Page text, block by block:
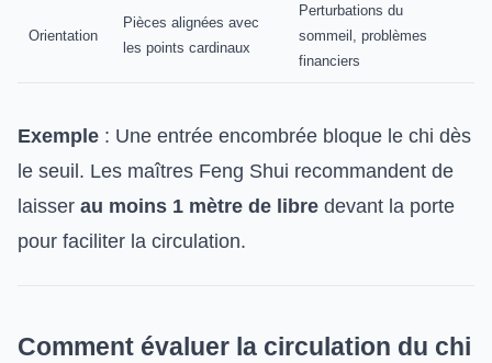
Orientation
Pièces alignées avec
les points cardinaux
Perturbations du
sommeil, problèmes
financiers
Exemple : Une entrée encombrée bloque le chi dès
le seuil. Les maîtres Feng Shui recommandent de
laisser au moins 1 mètre de libre devant la porte
pour faciliter la circulation.
Comment évaluer la circulation du chi